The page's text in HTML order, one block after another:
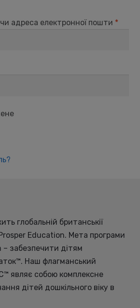
адреса електронної пошти *
глобальній британськії
Education. Мета програми
– забезпечити дітям
Наш флагманський
являє собою комплексне
дітей дошкільного віку в